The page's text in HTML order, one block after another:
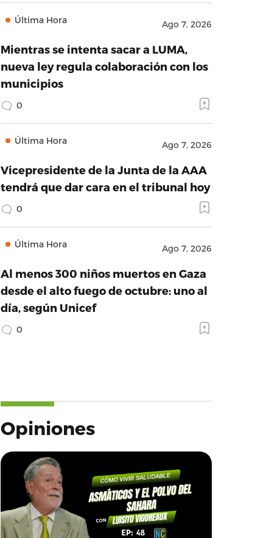
Última Hora Ago 7, 2026
Mientras se intenta sacar a LUMA,
nueva ley regula colaboración con los
municipios
0
Última Hora Ago 7, 2026
Vicepresidente de la Junta de la AAA
tendrá que dar cara en el tribunal hoy
0
Última Hora Ago 7, 2026
Al menos 300 niños muertos en Gaza
desde el alto fuego de octubre: uno al
día, según Unicef
0
Opiniones